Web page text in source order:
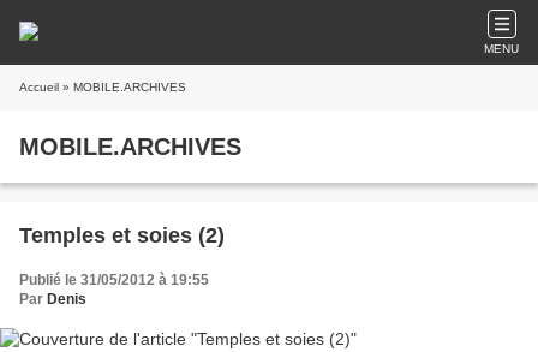
MENU
Accueil » MOBILE.ARCHIVES
MOBILE.ARCHIVES
Temples et soies (2)
Publié le 31/05/2012 à 19:55
Par Denis